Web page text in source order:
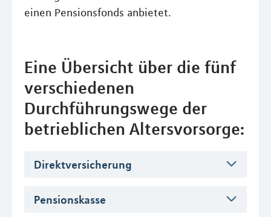
einen Pensionsfonds anbietet.
Eine Übersicht über die fünf
verschiedenen
Durchführungswege der
betrieblichen Altersvorsorge:
Direktversicherung
Pensionskasse